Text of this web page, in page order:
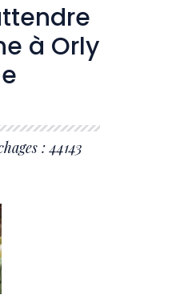
à Orly
: 44143